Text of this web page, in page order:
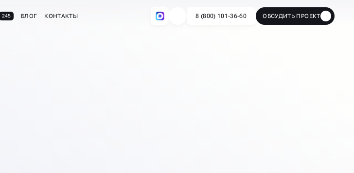
245 БЛОГ КОНТАКТЫ 8 (800) 101-36-60 ОБСУДИТЬ ПРОЕКТ